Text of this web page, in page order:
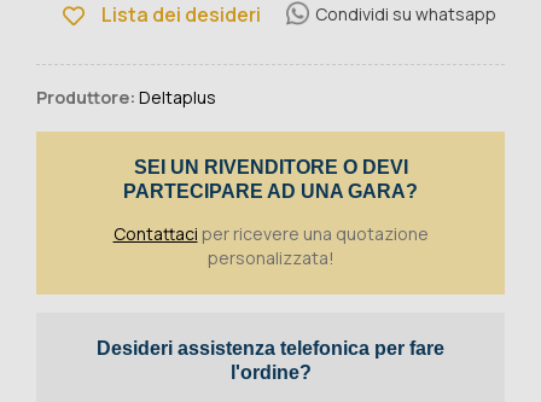
Lista dei desideri Condividi su whatsapp
Produttore: Deltaplus
SEI UN RIVENDITORE O DEVI
PARTECIPARE AD UNA GARA?
Contattaci per ricevere una quotazione
personalizzata!
Desideri assistenza telefonica per fare
l'ordine?